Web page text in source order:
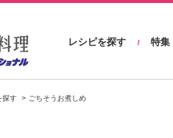
し
レシピを探す / 特集
探す ごちそうお煮しめ